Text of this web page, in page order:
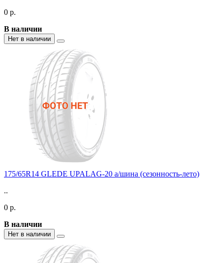
0 р.
В наличии
Нет в наличии
175/65R14 GLEDE UPALAG-20 а/шина (сезонность-лето)
..
0 р.
В наличии
Нет в наличии